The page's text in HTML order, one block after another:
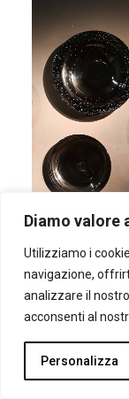
Diamo valore
Utilizziamo i
navigazione,
analizzare il
acconsenti al
Personalizza